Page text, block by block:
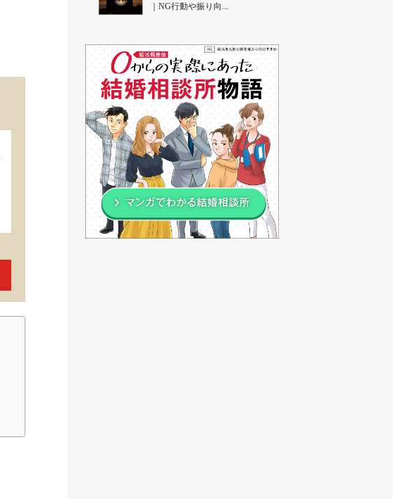
｜NG行動や振り向...